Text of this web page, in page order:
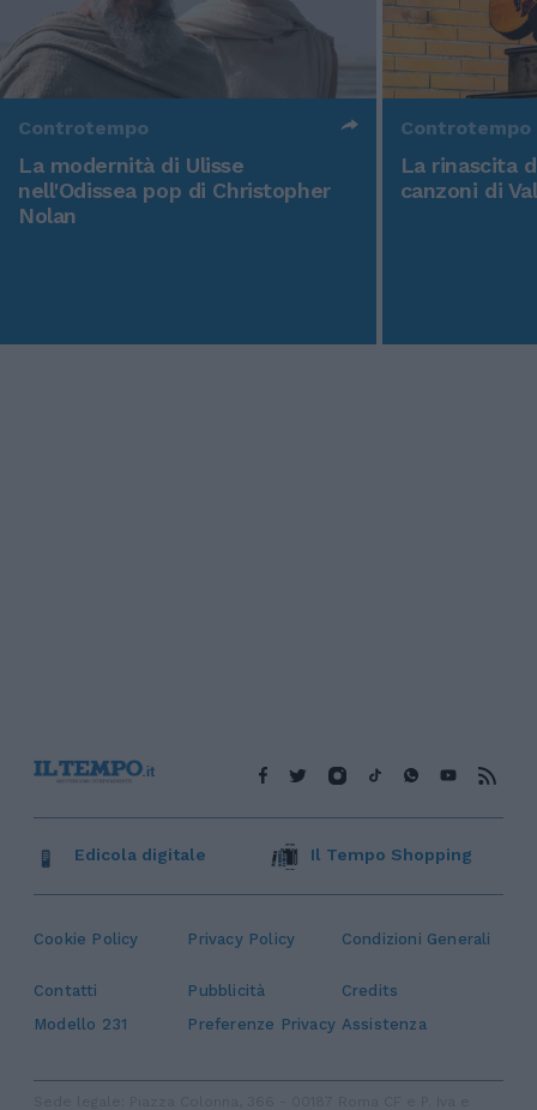
Controtempo
La modernità di Ulisse
nell'Odissea pop di Christopher
Nolan
Controtempo
La rinascita
canzoni di
Cookie Policy Privacy Policy Condizioni Generali
Contatti Pubblicità
Credits
Modello 231
Preferenze Privacy Assistenza
Edicola digitale Il Tempo Shopping